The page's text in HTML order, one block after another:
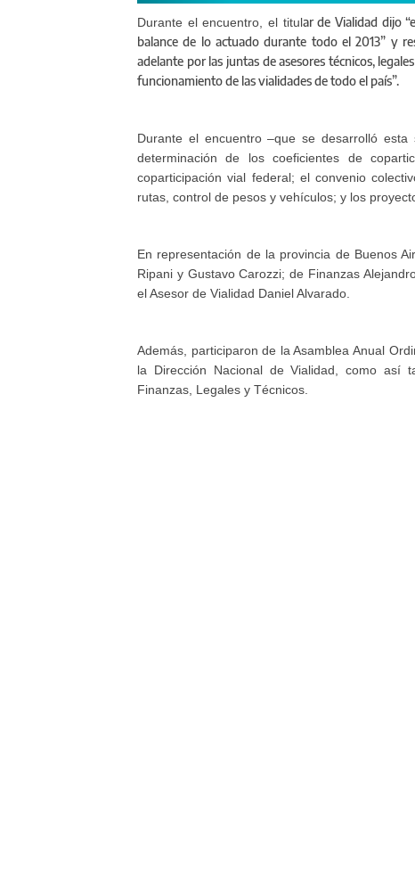
Durante el encuentro, el titular de Vialidad dijo
balance de lo actuado durante todo el 2013” y
adelante por las juntas de asesores técnicos,
funcionamiento de las vialidades de todo el país”.
Durante el encuentro –que se desarrolló
determinación de los coeficientes de
coparticipación vial federal; el convenio
rutas, control de pesos y vehículos; y los
En representación de la provincia de Buenos
Ripani y Gustavo Carozzi; de Finanzas
el Asesor de Vialidad Daniel Alvarado.
Además, participaron de la Asamblea Anual
la Dirección Nacional de Vialidad, como así
Finanzas, Legales y Técnicos.